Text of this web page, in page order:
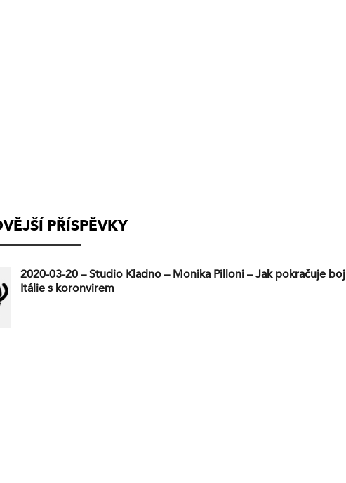
PŘÍSPĚVKY
2020-03-20 – Studio Kladno – Monika Pilloni – Jak pokračuje boj
Itálie s koronvirem